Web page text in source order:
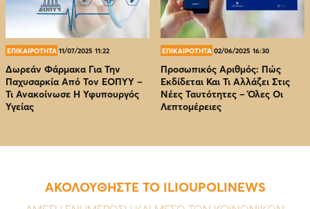
ΕΠΙΚΑΙΡΟΤΗΤΑ 11/07/2025 11:22
Δωρεάν Φάρμακα Για Την
Παχυσαρκία Από Τον EOΠΥΥ –
Τι Ανακοίνωσε Η Υφυπουργός
Υγείας
ΕΠΙΚΑΙΡΟΤΗΤΑ 02/06/2025 16:30
Προσωπικός Αριθμός: Πώς
Εκδίδεται Και Τι Αλλάζει Στις
Νέες Ταυτότητες – Όλες Οι
Λεπτομέρειες
ΑΚΟΛΟΥΘΗΣΤΕ ΤΟ ILIOUPOLINEWS